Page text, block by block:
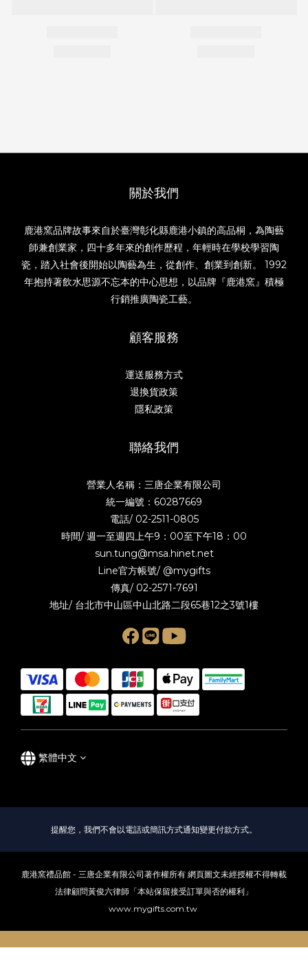
關於我們
鹿港窯品牌故事來自於臺灣彰化縣鹿港小鎮的高品桐，為陶藝
師兼創業家，四十多年來的創作歷程，年輕時在學校學習陶
瓷，踏入社會後開始以陶藝為生，從創作、創業到創新。 1992
年抱持著飲水思源不忘本的中心思想，以品牌『鹿港窯』積極
行銷推廣陶瓷工藝。
顧客服務
運送服務方式
退換貨政策
隱私政策
聯絡我們
營業人名稱：三唐企業有限公司
統一編號：60287669
電話/ 02-2511-0805
時間/ 週一至週四上午9：00至下午18：00
sun.tung@msa.hinet.net
Line官方帳號/ @mygifts
傳真/ 02-2571-7691
地址/ 台北市中山區中山北路二段65巷12之3號1樓
繁體中文
提醒您，我們不會以電話或簡訊方式通知變更付款方式。
鹿港窯禮品館 - 三唐企業有限公司著作權所有 網頁圖文未經授權不得轉載
法律顧問黃俊六律師「本站保留接受訂單與否的權利」
www.mygifts.com.tw